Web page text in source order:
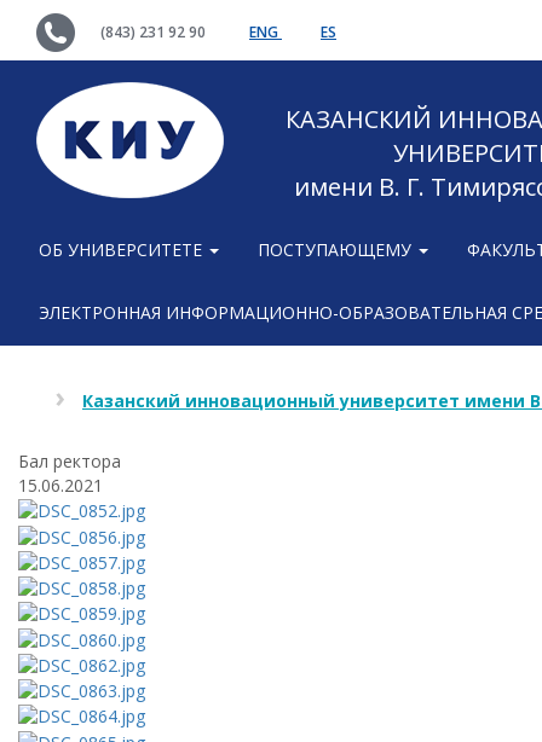
(843) 231 92 90 ENG ES
КАЗАНСКИЙ
имени В. Г.
ОБ УНИВЕРСИТЕТЕ ПОСТУПАЮЩЕМУ
ЭЛЕКТРОННАЯ ИНФОРМАЦИОННО-ОБРАЗОВАТЕЛЬНАЯ
Казанский инновационный университет имени
Бал ректора
15.06.2021